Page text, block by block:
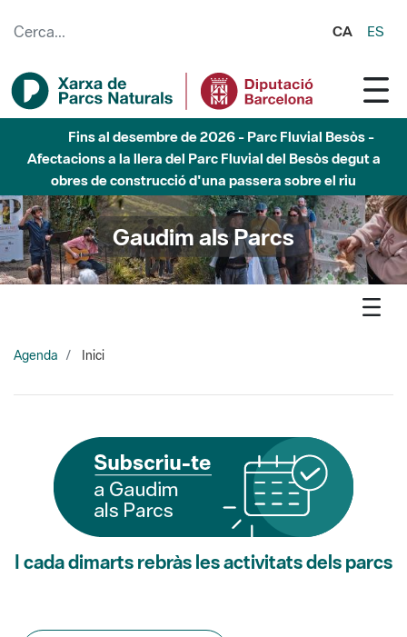
CA ES
Fins al desembre de 2026 - Parc Fluvial Besòs -
Afectacions a la llera del Parc Fluvial del Besòs degut a
obres de construcció d'una passera sobre el riu
Gaudim als Parcs
Agenda Inici
I cada dimarts rebràs les activitats dels parcs